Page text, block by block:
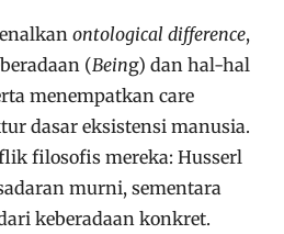
ontological difference,
(Being) dan hal-hal
menempatkan care
dasar eksistensi manusia.
filosofis mereka: Husserl
murni, sementara
keberadaan konkret.